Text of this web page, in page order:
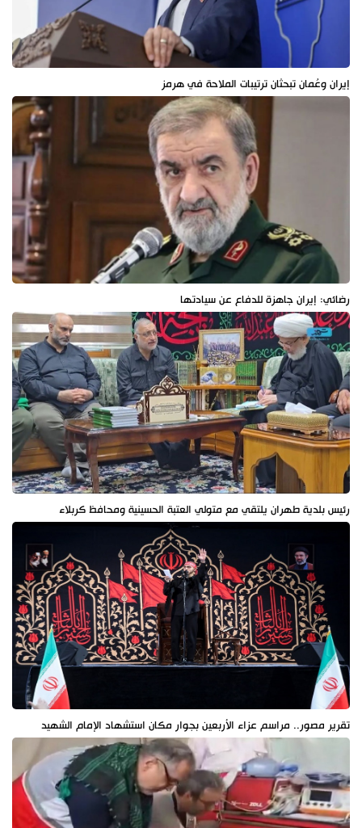
إيران وعُمان تبحثان ترتيبات الملاحة في هرمز
رضائي: إيران جاهزة للدفاع عن سيادتها
رئيس بلدية طهران يلتقي مع متولي العتبة الحسينية ومحافظ كربلاء
تقرير مصور.. مراسم عزاء الأربعين بجوار مكان استشهاد الإمام الشهيد